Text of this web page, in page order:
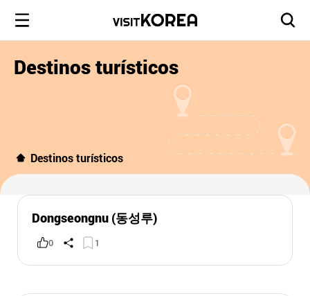
Destinos turísticos
Destinos turísticos
Dongseongnu (동성루)
0 1